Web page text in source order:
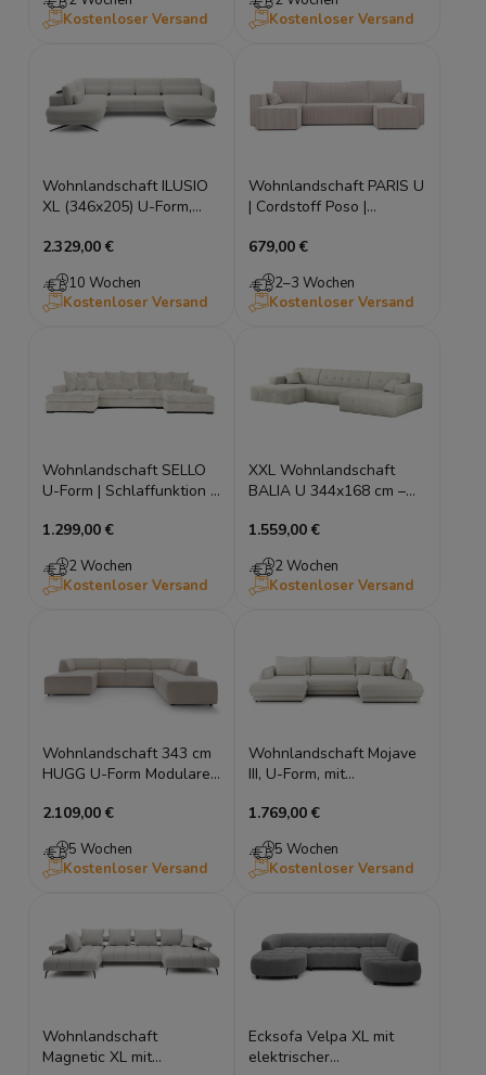
Kostenloser Versand
Kostenloser Versand
Wohnlandschaft ILUSIO
XL (346x205) U-Form,
Relaxfunktion
2.329,00 €
10 Wochen
Kostenloser Versand
Wohnlandschaft PARIS U
| Cordstoff Poso |
679,00 €
2–3 Wochen
Kostenloser Versand
Wohnlandschaft SELLO
U-Form | Schlaffunktion |
1.299,00 €
2 Wochen
Kostenloser Versand
XXL Wohnlandschaft
BALIA U 344x168 cm –
– Lounge Sofa
1.559,00 €
2 Wochen
Kostenloser Versand
Wohnlandschaft 343 cm
HUGG U-Form Modulares
2.109,00 €
5 Wochen
Kostenloser Versand
Wohnlandschaft Mojave
III, U-Form, mit
1.769,00 €
5 Wochen
Kostenloser Versand
Wohnlandschaft
Magnetic XL mit
Ecksofa Velpa XL mit
elektrischer